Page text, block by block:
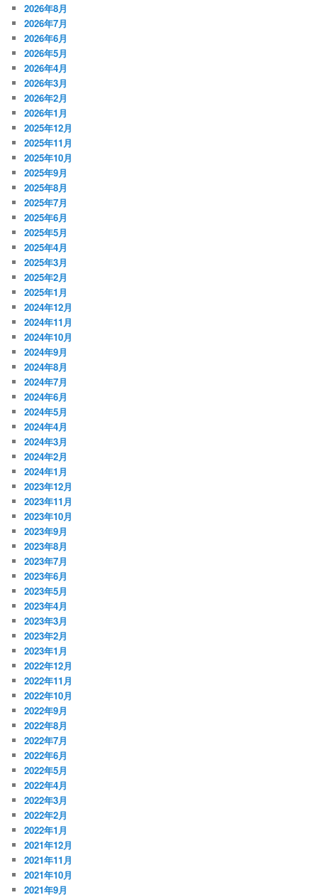
2026年8月
2026年7月
2026年6月
2026年5月
2026年4月
2026年3月
2026年2月
2026年1月
2025年12月
2025年11月
2025年10月
2025年9月
2025年8月
2025年7月
2025年6月
2025年5月
2025年4月
2025年3月
2025年2月
2025年1月
2024年12月
2024年11月
2024年10月
2024年9月
2024年8月
2024年7月
2024年6月
2024年5月
2024年4月
2024年3月
2024年2月
2024年1月
2023年12月
2023年11月
2023年10月
2023年9月
2023年8月
2023年7月
2023年6月
2023年5月
2023年4月
2023年3月
2023年2月
2023年1月
2022年12月
2022年11月
2022年10月
2022年9月
2022年8月
2022年7月
2022年6月
2022年5月
2022年4月
2022年3月
2022年2月
2022年1月
2021年12月
2021年11月
2021年10月
2021年9月